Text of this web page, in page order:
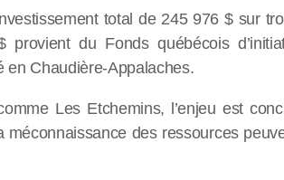
total de 245 976 $ sur
du Fonds québécois
en Chaudière-Appalaches.
Les Etchemins, l’enjeu est
méconnaissance des ressources